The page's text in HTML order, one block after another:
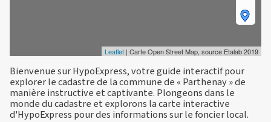
Leaflet | Carte Open Street Map, source Etalab 2019
Bienvenue sur HypoExpress, votre guide interactif pour
explorer le cadastre de la commune de « Parthenay » de
manière instructive et captivante. Plongeons dans le
monde du cadastre et explorons la carte interactive
d'HypoExpress pour des informations sur le foncier local.